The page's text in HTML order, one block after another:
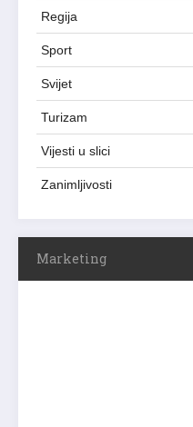
Regija
Sport
Svijet
Turizam
Vijesti u slici
Zanimljivosti
Marketing